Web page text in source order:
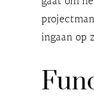
ingaan op